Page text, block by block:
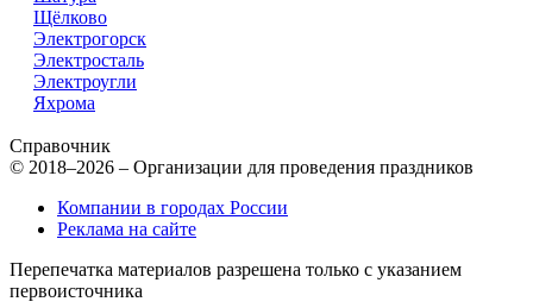
Щёлково
Электрогорск
Электросталь
Электроугли
Яхрома
Справочник
© 2018–2026 – Организации для проведения праздников
Компании в городах России
Реклама на сайте
Перепечатка материалов разрешена только с указанием
первоисточника